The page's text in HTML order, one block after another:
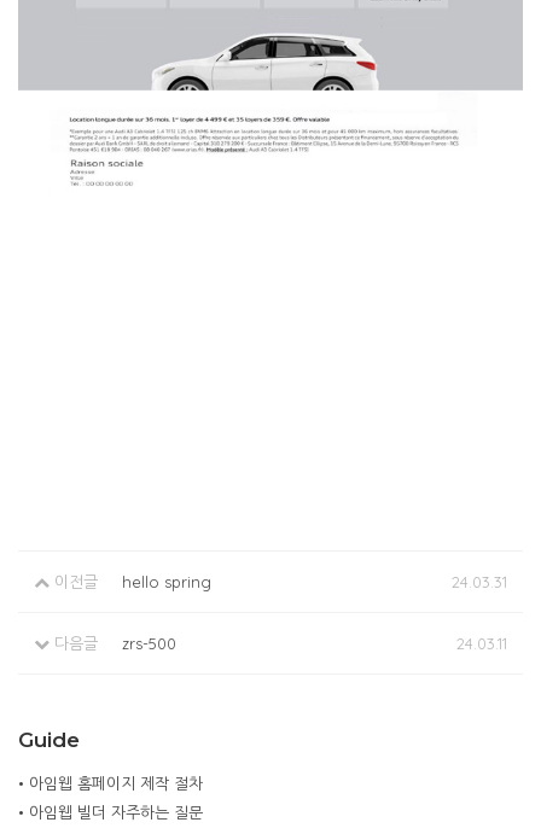
이전글 hello spring 24.03.31
다음글 zrs-500 24.03.11
Guide
• 아임웹 홈페이지 제작 절차
• 아임웹 빌더 자주하는 질문